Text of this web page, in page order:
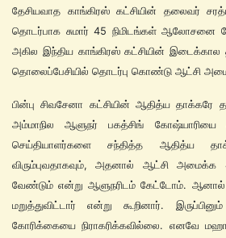
தேசியவாத காங்கிரஸ் கட்சியின் தலைவர்
தொடர்பாக சுமார் 45 நிமிடங்கள் ஆலோசனை
அகில இந்திய காங்கிரஸ் கட்சியின்
தொலைப்பேசியில் தொடர்பு கொண்டு ஆட்சி
பின்பு சிவசேனா கட்சியின் ஆதித்ய
அம்மாநில ஆளுநர் பகத்சிங் கோஷ்யாரியை
செய்தியாளர்களை சந்தித்த ஆதித்ய
விரும்புவதாகவும், அதனால் ஆட்சி
வேண்டும் என்று ஆளுநரிடம் கேட்டோம்.
மறுத்துவிட்டார் என்று கூறினார்.
கோரிக்கையை நிராகரிக்கவில்லை. எனவே